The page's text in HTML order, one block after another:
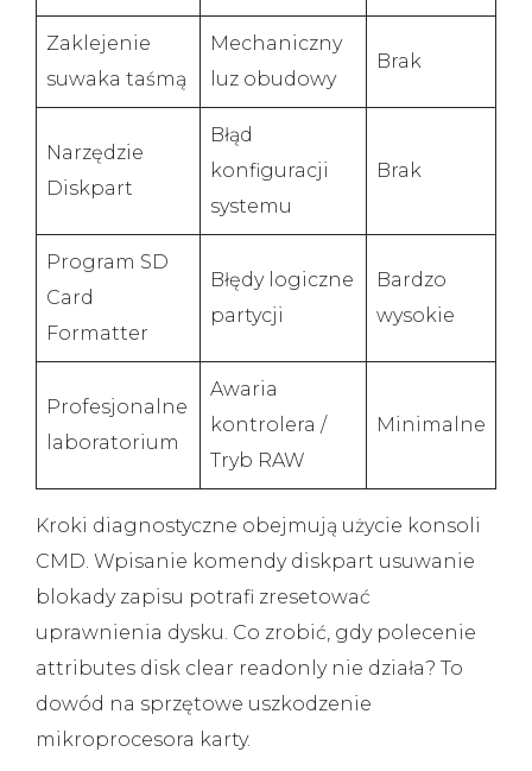
Zaklejenie
suwaka taśmą
Mechaniczny
luz obudowy
Brak
Narzędzie
Diskpart
Błąd
konfiguracji
systemu
Brak
Program SD
Card
Formatter
Błędy logiczne
partycji
Bardzo
wysokie
Profesjonalne
laboratorium
Awaria
kontrolera /
Tryb RAW
Minimalne
Kroki diagnostyczne obejmują użycie konsoli
CMD. Wpisanie komendy diskpart usuwanie
blokady zapisu potrafi zresetować
uprawnienia dysku. Co zrobić, gdy polecenie
attributes disk clear readonly nie działa? To
dowód na sprzętowe uszkodzenie
mikroprocesora karty.